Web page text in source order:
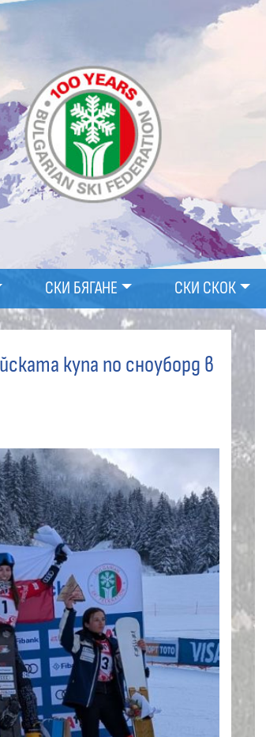
СКИ БЯГАНЕ СКИ СКОК
купа по сноуборд в